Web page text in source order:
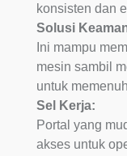
konsisten dan
Solusi
Ini mampu
mesin sambil
untuk
Sel Kerja:
Portal yang
akses untuk